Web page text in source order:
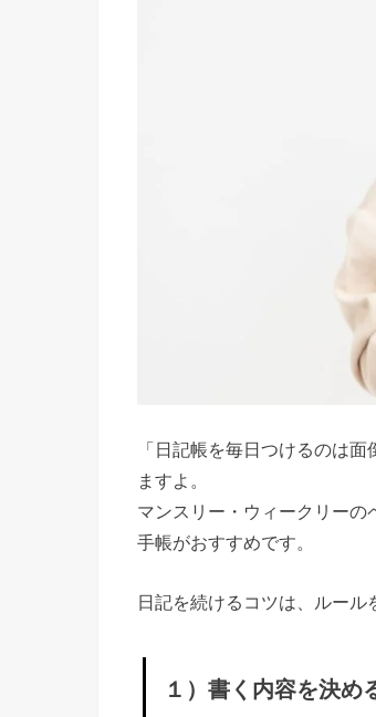
⑨断捨離
記録
書くこと
⑩読書記
録
「日記帳を毎日つけるのは
ますよ。
マンスリー・ウィークリー
手帳がおすすめです。
日記を続けるコツは、ルール
１）書く内容を決め